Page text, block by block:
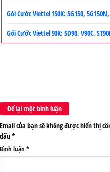
Gói Cước Viettel 150K: 5G150,
Gói Cước Viettel 90K: SD90, V90C,
Để lại một bình luận
Email của bạn sẽ không được hiển thị
dấu*
Bình luận *